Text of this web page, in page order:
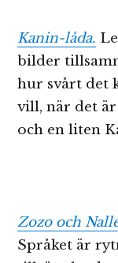
Kanin-låda.
bilder
hur svårt det
vill, när det är
och en liten
Zozo och
Språket är